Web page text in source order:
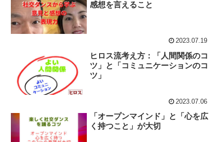
感想を言えること
2023.07.19
ヒロス流考え方：「人間関係のコ
ツ」と「コミュニケーションのコ
ツ」
2023.07.06
「オープンマインド」と「心を広
く持つこと」が大切